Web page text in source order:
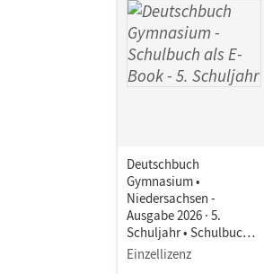
Deutschbuch
Gymnasium •
Niedersachsen -
Ausgabe 2026 · 5.
Schuljahr • Schulbuch
als E-Book Mit Medien
Einzellizenz